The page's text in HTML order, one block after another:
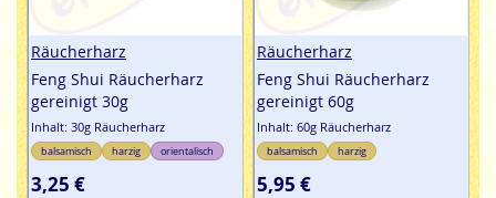
Räucherharz
Feng Shui Räucherharz
gereinigt 30g
Inhalt: 30g Räucherharz
balsamisch harzig orientalisch
3,25 €
Räucherharz
Feng Shui Räucherharz
gereinigt 60g
Inhalt: 60g Räucherharz
balsamisch harzig
5,95 €